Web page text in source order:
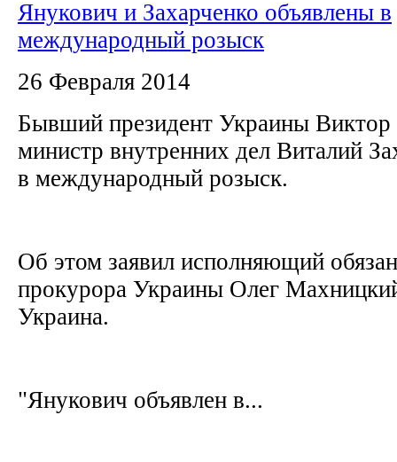
Янукович и Захарченко объявлены в
международный розыск
26 Февраля 2014
Бывший президент Украины
министр внутренних дел Виталий
в международный розыск.
Об этом заявил исполняющий
прокурора Украины Олег
Украина.
"Янукович объявлен в...